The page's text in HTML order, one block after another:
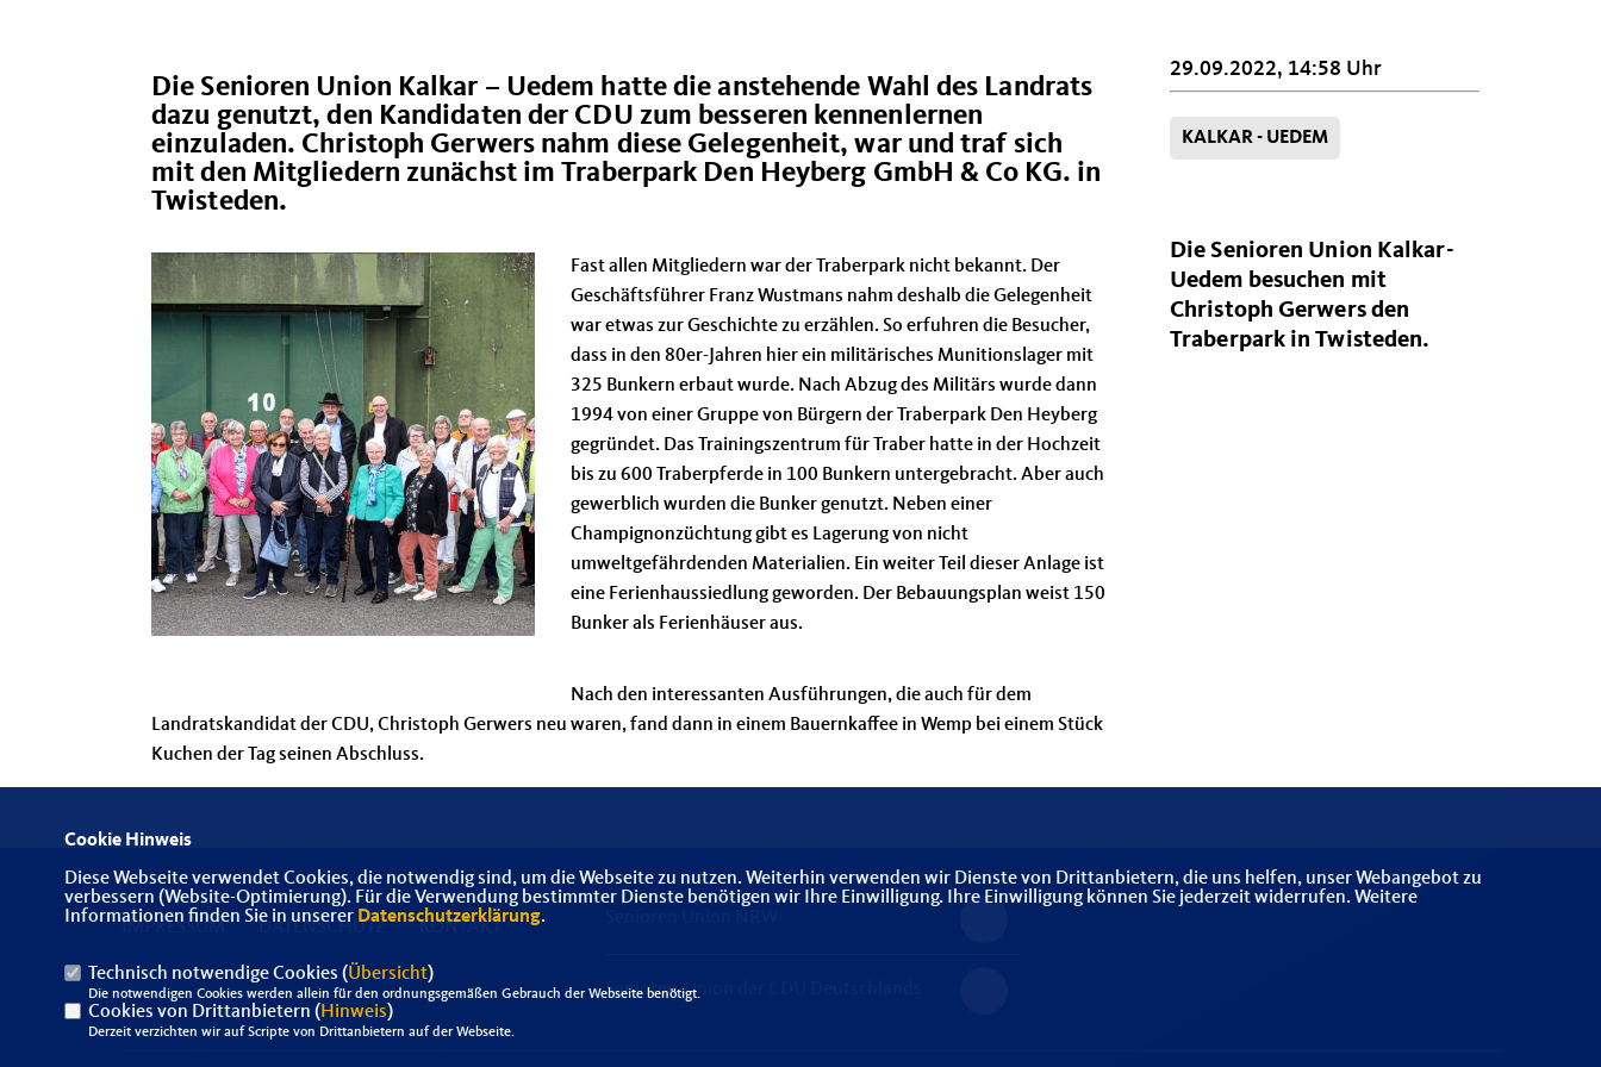
Die Senioren Union Kalkar – Uedem hatte die anstehende Wahl des Landrats
dazu genutzt, den Kandidaten der CDU zum besseren kennenlernen
einzuladen. Christoph Gerwers nahm diese Gelegenheit, war und traf sich
mit den Mitgliedern zunächst im Traberpark Den Heyberg GmbH & Co KG. in
Twisteden.
Fast allen Mitgliedern war der Traberpark nicht bekannt. Der
Geschäftsführer Franz Wustmans nahm deshalb die Gelegenheit
war etwas zur Geschichte zu erzählen. So erfuhren die Besucher,
dass in den 80er-Jahren hier ein militärisches Munitionslager mit
325 Bunkern erbaut wurde. Nach Abzug des Militärs wurde dann
1994 von einer Gruppe von Bürgern der Traberpark Den Heyberg
gegründet. Das Trainingszentrum für Traber hatte in der Hochzeit
bis zu 600 Traberpferde in 100 Bunkern untergebracht. Aber auch
gewerblich wurden die Bunker genutzt. Neben einer
Champignonzüchtung gibt es Lagerung von nicht
umweltgefährdenden Materialien. Ein weiter Teil dieser Anlage ist
eine Ferienhaussiedlung geworden. Der Bebauungsplan weist 150
Bunker als Ferienhäuser aus.
Nach den interessanten Ausführungen, die auch für dem
Landratskandidat der CDU, Christoph Gerwers neu waren, fand dann in einem Bauernkaffee in Wemp bei einem Stück
Kuchen der Tag seinen Abschluss.
29.09.2022, 14:58 Uhr
KALKAR - UEDEM
Die Senioren Union Kalkar-
Uedem besuchen mit
Christoph Gerwers den
Traberpark in Twisteden.
IMPRESSUM DATENSCHUTZ KONTAKT
Senioren-Union der CDU Deutschlands
Cookie Hinweis
Diese Webseite verwendet Cookies, die notwendig sind, um die Webseite zu nutzen. Weiterhin verwenden wir Dienste von Drittanbietern, die uns helfen, unser Webangebot zu
verbessern (Website-Optimierung). Für die Verwendung bestimmter Dienste benötigen wir Ihre Einwilligung. Ihre Einwilligung können Sie jederzeit widerrufen. Weitere
Informationen finden Sie in unserer Datenschutzerklärung.
Technisch notwendige Cookies (Übersicht)
Die notwendigen Cookies werden allein für den ordnungsgemäßen Gebrauch der Webseite benötigt.
Cookies von Drittanbietern ( Hinweis)
Derzeit verzichten wir auf Scripte von Drittanbietern auf der Webseite.